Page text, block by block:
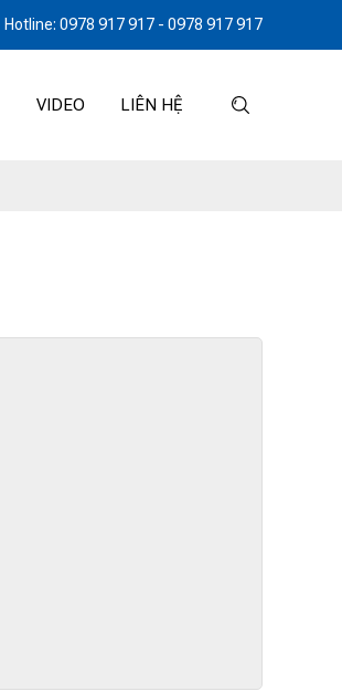
Hotline: 0978 917 917 - 0978 917 917
VIDEO LIÊN HỆ